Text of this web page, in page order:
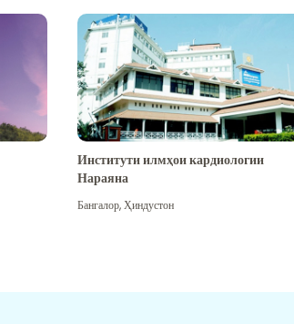
Институти илмҳои кардиологии
Нараяна
Бангалор,Ҳиндустон